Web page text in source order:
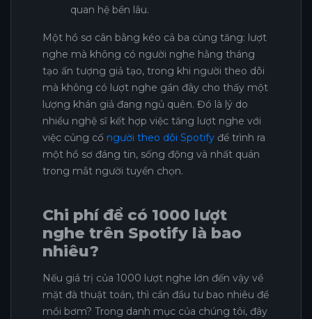
quan hệ bền lâu.
Một hồ sơ cân bằng kéo cả ba cùng tăng: lượt
nghe mà không có người nghe hằng tháng
tạo ấn tượng giả tạo, trong khi người theo dõi
mà không có lượt nghe gần đây cho thấy một
lượng khán giả đang ngủ quên. Đó là lý do
nhiều nghệ sĩ kết hợp việc tăng lượt nghe với
việc củng cố người theo dõi Spotify để trình ra
một hồ sơ đáng tin, sống động và nhất quán
trong mắt người tuyển chọn.
Chi phí để có 1000 lượt
nghe trên Spotify là bao
nhiêu?
Nếu giá trị của 1000 lượt nghe lớn đến vậy về
mặt đà thuật toán, thì cần đầu tư bao nhiêu để
mồi bơm? Trong danh mục của chúng tôi, đây